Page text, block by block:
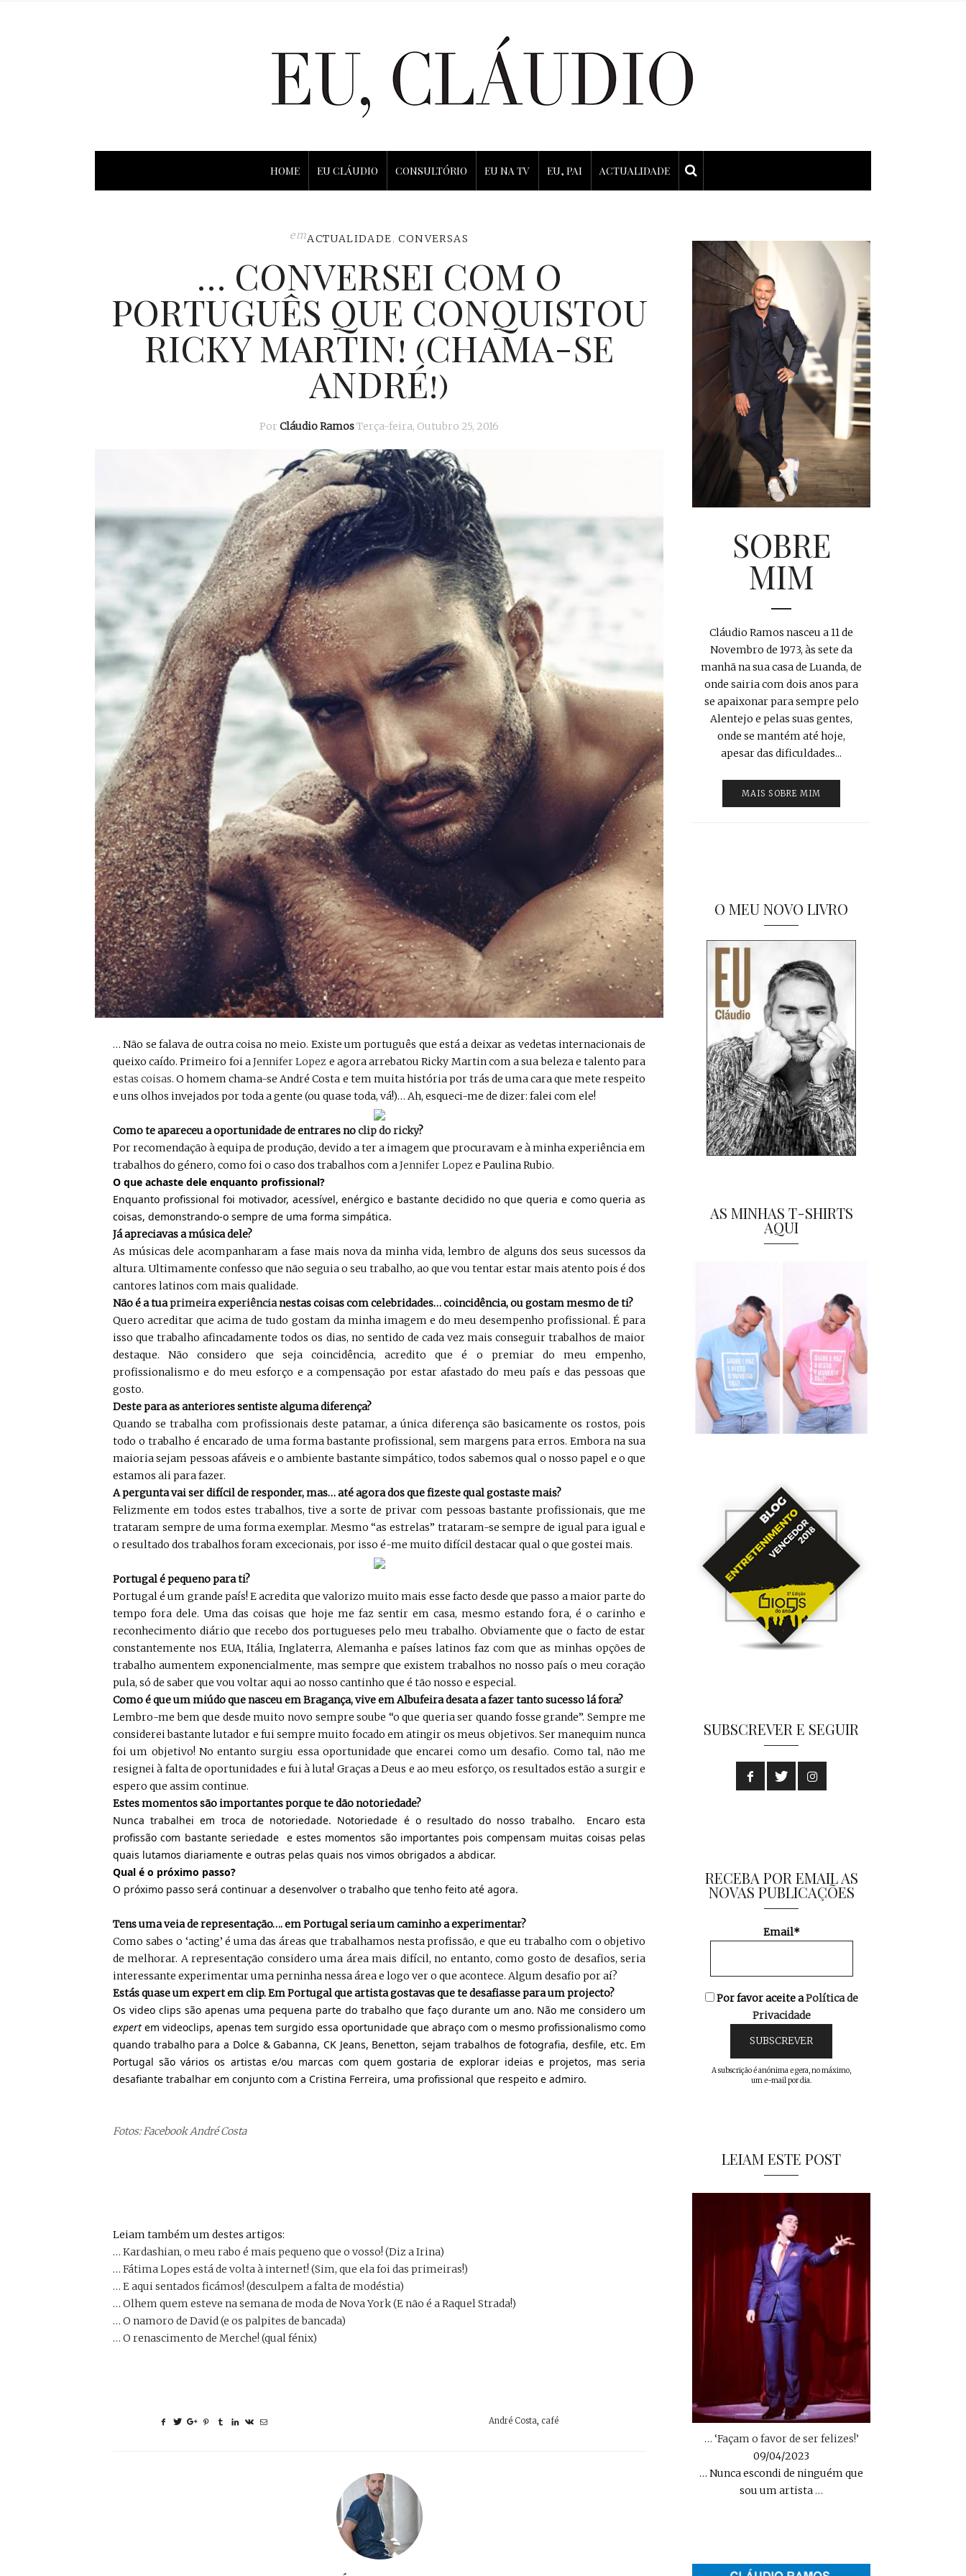
HOME EU CLÁUDIO CONSULTÓRIO EU NA TV EU, PAI ACTUALIDADE
emACTUALIDADE,CONVERSAS
… CONVERSEI COM O
PORTUGUÊS QUE CONQUISTOU
RICKY MARTIN! (CHAMA-SE
ANDRÉ!)
PorCláudio RamosTerça-feira, Outubro 25, 2016
… Não se falava de outra coisa no meio. Existe um português que está a deixar as vedetas internacionais de
queixo caído. Primeiro foi aJennifer Lopez e agora arrebatou Ricky Martin com a sua beleza e talento para
estas coisas. O homem chama-se André Costa e tem muita história por trás de uma cara que mete respeito
e uns olhos invejados por toda a gente (ou quase toda, vá!)… Ah, esqueci-me de dizer: falei com ele!
Como te apareceu a oportunidade de entrares noclip do ricky?
Por recomendação à equipa de produção, devido a ter a imagem que procuravam e à minha experiência em
trabalhos do género, como foi o caso dos trabalhos com aJennifer Lopez e Paulina Rubio.
O que achaste dele enquanto profissional?
Enquanto profissional foi motivador, acessível, enérgico e bastante decidido no que queria e como queria as
coisas, demonstrando-o sempre de uma forma simpática.
Já apreciavas a música dele?
As músicas dele acompanharam a fase mais nova da minha vida, lembro de alguns dos seus sucessos da
altura. Ultimamente confesso que não seguia o seu trabalho, ao que vou tentar estar mais atento pois é dos
cantores latinos com mais qualidade.
Não é a tuaprimeira experiêncianestas coisas com celebridades… coincidência, ou gostam mesmo de ti?
Quero acreditar que acima de tudo gostam da minha imagem e do meu desempenho profissional. É para
isso que trabalho afincadamente todos os dias, no sentido de cada vez mais conseguir trabalhos de maior
destaque. Não considero que seja coincidência, acredito que é o premiar do meu empenho,
profissionalismo e do meu esforço e a compensação por estar afastado do meu país e das pessoas que
gosto.
Deste para as anteriores sentiste alguma diferença?
Quando se trabalha com profissionais deste patamar, a única diferença são basicamente os rostos, pois
todo o trabalho é encarado de uma forma bastante profissional, sem margens para erros. Embora na sua
maioria sejam pessoas afáveis e o ambiente bastante simpático, todos sabemos qual o nosso papel e o que
estamos ali para fazer.
A pergunta vai ser difícil de responder, mas… até agora dos que fizeste qual gostaste mais?
Felizmente em todos estes trabalhos, tive a sorte de privar com pessoas bastante profissionais, que me
trataram sempre de uma forma exemplar. Mesmo “as estrelas” trataram-se sempre de igual para igual e
o resultado dos trabalhos foram excecionais, por isso é-me muito difícil destacar qual o que gostei mais.
Portugal é pequeno para ti?
Portugal é um grande país! E acredita que valorizo muito mais esse facto desde que passo a maior parte do
tempo fora dele. Uma das coisas que hoje me faz sentir em casa, mesmo estando fora, é o carinho e
reconhecimento diário que recebo dos portugueses pelo meu trabalho. Obviamente que o facto de estar
constantemente nos EUA, Itália, Inglaterra, Alemanha e países latinos faz com que as minhas opções de
trabalho aumentem exponencialmente, mas sempre que existem trabalhos no nosso país o meu coração
pula, só de saber que vou voltar aqui ao nosso cantinho que é tão nosso e especial.
Como é que um miúdo que nasceu em Bragança, vive em Albufeira desata a fazer tanto sucesso lá fora?
Lembro-me bem que desde muito novo sempre soube “o que queria ser quando fosse grande”. Sempre me
considerei bastante lutador e fui sempre muito focado em atingir os meus objetivos. Ser manequim nunca
foi um objetivo! No entanto surgiu essa oportunidade que encarei como um desafio. Como tal, não me
resignei à falta de oportunidades e fui à luta! Graças a Deus e ao meu esforço, os resultados estão a surgir e
espero que assim continue.
Estes momentos são importantes porque te dão notoriedade?
Nunca trabalhei em troca de notoriedade. Notoriedade é o resultado do nosso trabalho. Encaro esta
profissão com bastante seriedade e estes momentos são importantes pois compensam muitas coisas pelas
quais lutamos diariamente e outras pelas quais nos vimos obrigados a abdicar.
Qual é o próximo passo?
O próximo passo será continuar a desenvolver o trabalho que tenho feito até agora.
Tens uma veia de representação…. em Portugal seria um caminho a experimentar?
Como sabes o ‘acting’ é uma das áreas que trabalhamos nesta profissão, e que eu trabalho com o objetivo
de melhorar. A representação considero uma área mais difícil, no entanto, como gosto de desafios, seria
interessante experimentar uma perninha nessa área e logo ver o que acontece. Algum desafio por aí?
Estás quase um expert em clip. Em Portugal que artista gostavas que te desafiasse para um projecto?
Os video clips são apenas uma pequena parte do trabalho que faço durante um ano. Não me considero um
expert em videoclips, apenas tem surgido essa oportunidade que abraço com o mesmo profissionalismo como
quando trabalho para a Dolce & Gabanna, CK Jeans, Benetton, sejam trabalhos de fotografia, desfile, etc. Em
Portugal são vários os artistas e/ou marcas com quem gostaria de explorar ideias e projetos, mas seria
desafiante trabalhar em conjunto com a Cristina Ferreira, uma profissional que respeito e admiro.
Fotos: Facebook André Costa
Leiam também um destes artigos:
… Kardashian, o meu rabo é mais pequeno que o vosso! (Diz a Irina)
… Fátima Lopes está de volta à internet! (Sim, que ela foi das primeiras!)
… E aqui sentados ficámos! (desculpem a falta de modéstia)
… Olhem quem esteve na semana de moda de Nova York (E não é a Raquel Strada!)
… O namoro de David (e os palpites de bancada)
… O renascimento de Merche! (qual fénix)
André Costa, café
SOBRE
MIM
Cláudio Ramos nasceu a 11 de
Novembro de 1973, às sete da
manhã na sua casa de Luanda, de
onde sairia com dois anos para
se apaixonar para sempre pelo
Alentejo e pelas suas gentes,
onde se mantém até hoje,
apesar das dificuldades...
MAIS SOBRE MIM
O MEU NOVO LIVRO
AS MINHAS T-SHIRTS
AQUI
SUBSCREVER E SEGUIR
RECEBA POR EMAIL AS
NOVAS PUBLICAÇÕES
Email*
Por favor aceite aPolítica de
Privacidade
A subscrição é anónima e gera, no máximo,
um e-mail por dia.
LEIAM ESTE POST
… ‘Façam o favor de ser felizes!’
09/04/2023
… Nunca escondi de ninguém que
sou um artista…